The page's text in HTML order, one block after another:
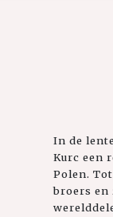
In de
Kurc een
Polen.
broers en